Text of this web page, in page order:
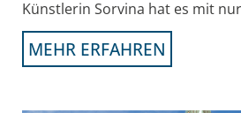
Künstlerin Sorvina hat es mit nur
MEHR ERFAHREN